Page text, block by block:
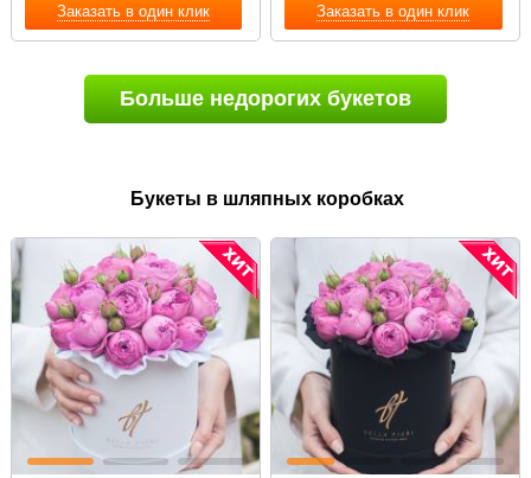
Заказать в один клик Заказать в один клик
Больше недорогих букетов
Букеты в шляпных коробках